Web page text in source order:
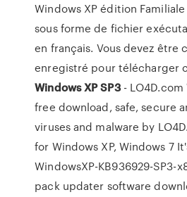
Windows XP édition
sous forme de fichier
en français. Vous devez être
enregistré pour télécharger
WindowsXPSP3- LO4D.com
free download, safe, secure
viruses and malware by
for Windows XP, Windows 7
WindowsXP-KB936929-SP3-
pack updater software